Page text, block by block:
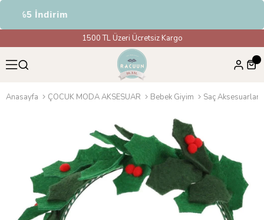
%5 İndirim
1500 TL Üzeri Ücretsiz Kargo
Anasayfa ÇOCUK MODA AKSESUAR Bebek Giyim Saç Aksesuarları